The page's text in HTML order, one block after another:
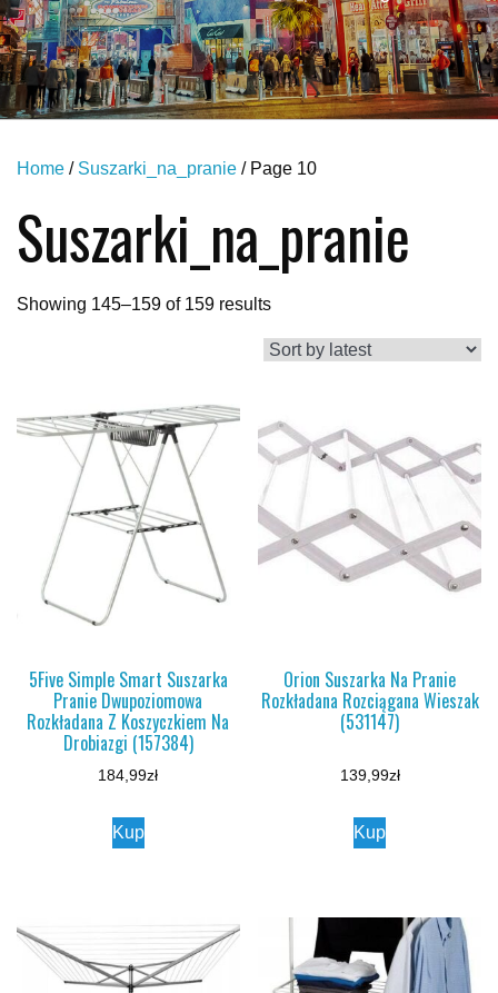
Home / Suszarki_na_pranie / Page 10
Suszarki_na_pranie
Showing 145–159 of 159 results
5Five Simple Smart Suszarka
Pranie Dwupoziomowa
Rozkładana Z Koszyczkiem Na
Drobiazgi (157384)
184,99zł
Kup
Orion Suszarka Na Pranie
Rozkładana Rozciągana Wieszak
(531147)
139,99zł
Kup